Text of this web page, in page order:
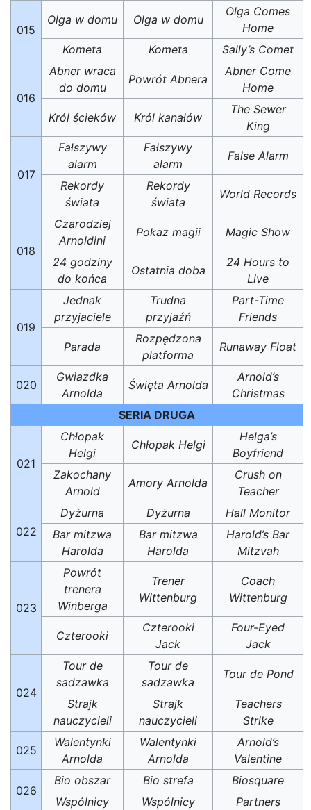
015
Olga w domu Olga w domu
Olga Comes
Home
Kometa
Kometa Sally’s Comet
016
Abner wraca
do domu
Powrót Abnera
Abner Come
Home
Król ścieków Król kanałów
The Sewer
King
017
Fałszywy
alarm
Fałszywy
alarm
False Alarm
Rekordy
świata
Rekordy
świata
World Records
018
Czarodziej
Arnoldini
Pokaz magii Magic Show
24 godziny
do końca
Ostatnia doba
24 Hours to
Live
019
Jednak
przyjaciele
Trudna
przyjaźń
Part-Time
Friends
Parada
Rozpędzona
platforma
Runaway Float
020
Gwiazdka
Arnolda
Święta Arnolda
Arnold’s
Christmas
SERIA DRUGA
021
Chłopak
Helgi
Chłopak Helgi
Helga’s
Boyfriend
Zakochany
Arnold
Amory Arnolda
Crush on
Teacher
022
Dyżurna Dyżurna
Hall Monitor
Bar mitzwa
Harolda
Bar mitzwa
Harolda
Harold’s Bar
Mitzvah
023
Powrót
trenera
Winberga
Trener
Wittenburg
Coach
Wittenburg
Czterooki
Czterooki
Jack
Four-Eyed
Jack
024
Tour de
sadzawka
Tour de
sadzawka
Tour de Pond
Strajk
nauczycieli
Strajk
nauczycieli
Teachers
Strike
025
Walentynki
Arnolda
Walentynki
Arnolda
Arnold’s
Valentine
026
Bio obszar Bio strefa
Biosquare
Wspólnicy
Wspólnicy Partners